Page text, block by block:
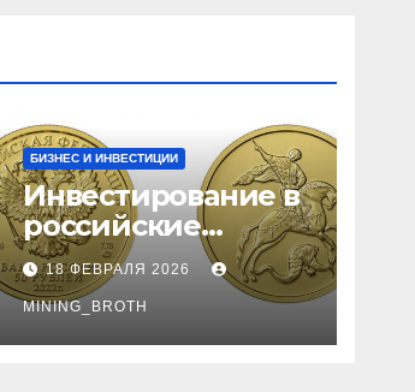
БИЗНЕС И ИНВЕСТИЦИИ
Инвестирование в
российские
золотые монеты:
подробное
руководство
18 ФЕВРАЛЯ 2026
MINING_BROTH